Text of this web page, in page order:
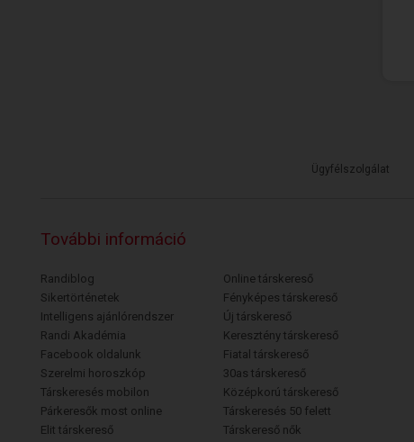
Ügyfélszolgálat
További információ
Randiblog
Sikertörténetek
Intelligens ajánlórendszer
Randi Akadémia
Facebook oldalunk
Szerelmi horoszkóp
Társkeresés mobilon
Párkeresők most online
Elit társkereső
Online társkereső
Fényképes társkereső
Új társkereső
Keresztény társkereső
Fiatal társkereső
30as társkereső
Középkorú társkereső
Társkeresés 50 felett
Társkereső nők